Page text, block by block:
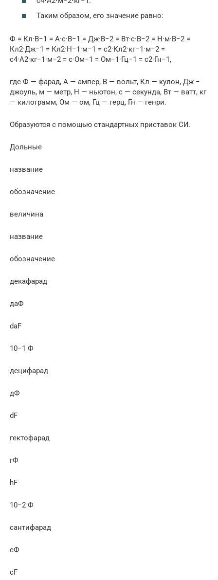
Таким образом, его значение равно:
Ф = Кл·В−1 = А·с·В−1 = Дж·В−2 = Вт·с·В−2 = Н·м·В−2 =
Кл2·Дж−1 = Кл2·Н−1·м−1 = с2·Кл2·кг−1·м−2 =
с4·А2·кг−1·м−2 = с·Ом−1 = Ом−1·Гц−1 = с2·Гн−1,
где Ф — фарад, А — ампер, В — вольт, Кл — кулон, Дж −
джоуль, м — метр, Н — ньютон, с — секунда, Вт — ватт, кг
— килограмм, Ом — ом, Гц — герц, Гн — генри.
Образуются с помощью стандартных приставок СИ.
Дольные
название
обозначение
величина
название
обозначение
декафарад
даФ
daF
10−1 Ф
децифарад
дФ
dF
гектофарад
гФ
hF
10−2 Ф
сантифарад
сФ
cF